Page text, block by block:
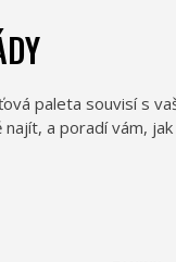
paleta souvisí s
a poradí vám,